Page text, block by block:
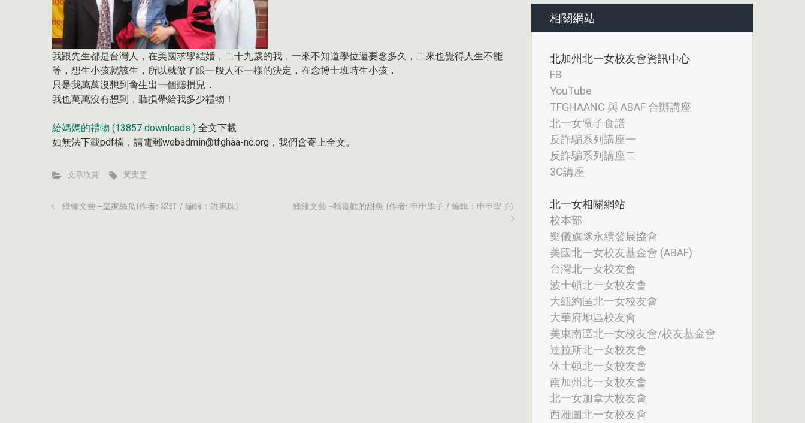
我跟先生都是台灣人，在美國求學結婚，二十九歲的我，一來不知道學位還要念多久，二來也覺得人生不能
等，想生小孩就該生，所以就做了跟一般人不一樣的決定，在念博士班時生小孩．
只是我萬萬沒想到會生出一個聽損兒．
我也萬萬沒有想到，聽損帶給我多少禮物！
給媽媽的禮物 (13857 downloads ) 全文下載
如無法下載pdf檔，請電郵webadmin@tfghaa-nc.org，我們會寄上全文。
文章欣賞 黃奕雯
綠緣文藝 –皇家絲瓜(作者: 翠軒 / 編輯：洪惠珠) 綠緣文藝 –我喜歡的甜魚 (作者: 申申學子 / 編輯：申申學子)
相關網站
北加州北一女校友會資訊中心
FB
YouTube
TFGHAANC 與 ABAF 合辦講座
北一女電子食譜
反詐騙系列講座一
反詐騙系列講座二
3C講座
北一女相關網站
校本部
樂儀旗隊永續發展協會
美國北一女校友基金會 (ABAF)
台灣北一女校友會
波士頓北一女校友會
大紐約區北一女校友會
大華府地區校友會
美東南區北一女校友會/校友基金會
達拉斯北一女校友會
休士頓北一女校友會
南加州北一女校友會
北一女加拿大校友會
西雅圖北一女校友會